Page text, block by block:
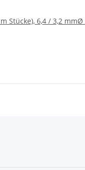
Stücke), 6,4 / 3,2